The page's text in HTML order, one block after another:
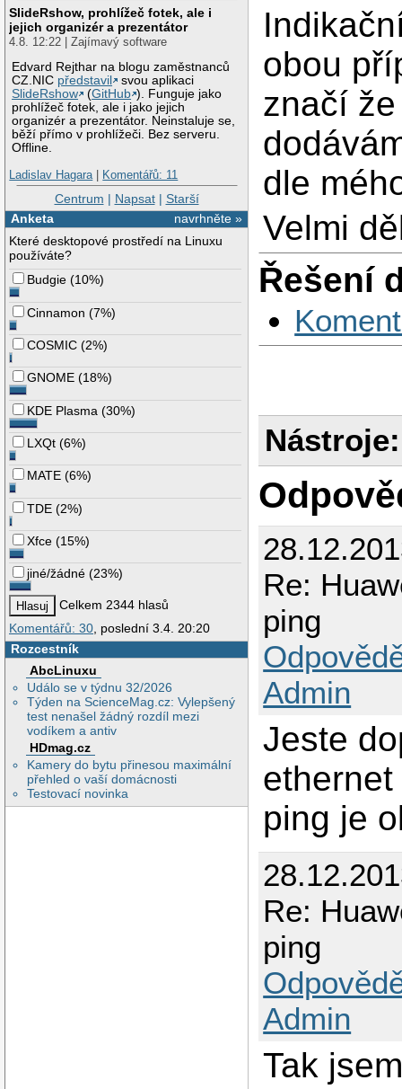
SlideRshow, prohlížeč fotek, ale i
jejich organizér a prezentátor
4.8. 12:22 | Zajímavý software
Edvard Rejthar na blogu zaměstnanců
CZ.NIC představil
svou aplikaci
SlideRshow
(GitHub ). Funguje jako
prohlížeč fotek, ale i jako jejich
organizér a prezentátor. Neinstaluje se,
běží přímo v prohlížeči. Bez serveru.
Offline.
Ladislav Hagara| Komentářů: 11
Centrum | Napsat| Starší
navrhněte »
Anketa
Které desktopové prostředí na Linuxu
používáte?
Budgie (10%)
Cinnamon (7%)
COSMIC (2%)
GNOME (18%)
KDE Plasma (30%)
LXQt (6%)
MATE (6%)
TDE (2%)
Xfce (15%)
jiné/žádné (23%)
Celkem 2344 hlasů
Komentářů: 30 , poslední 3.4. 20:20
Rozcestník
AbcLinuxu
Událo se v týdnu 32/2026
Týden na ScienceMag.cz: Vylepšený
test nenašel žádný rozdíl mezi
vodíkem a antiv
HDmag.cz
Kamery do bytu přinesou maximální
přehled o vaší domácnosti
Testovací novinka
obou
značí
dle
Velmi
Řešení
Nástroje:
Re:
ping
Admin
Jeste
ping je
Re:
ping
Admin
Tak